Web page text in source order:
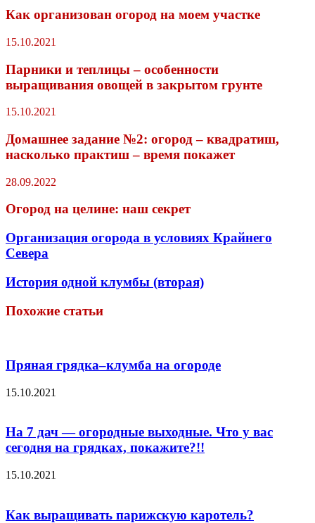
Как организован огород на моем участке
15.10.2021
Парники и теплицы – особенности
выращивания овощей в закрытом грунте
15.10.2021
Домашнее задание №2: огород – квадратиш,
насколько практиш – время покажет
28.09.2022
Огород на целине: наш секрет
Организация огорода в условиях Крайнего
Севера
История одной клумбы (вторая)
Похожие статьи
Пряная грядка–клумба на огороде
15.10.2021
На 7 дач — огородные выходные. Что у вас
сегодня на грядках, покажите?!!
15.10.2021
Как выращивать парижскую каротель?